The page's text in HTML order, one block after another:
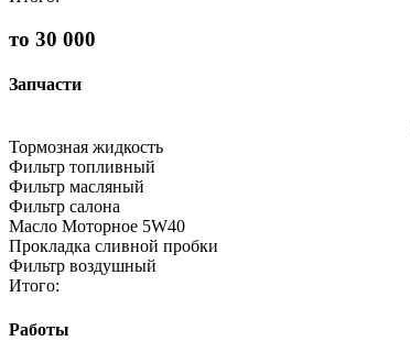
то 30 000
Запчасти
Тормозная жидкость
Фильтр топливный
Фильтр масляный
Фильтр салона
Масло Моторное 5W40
Прокладка сливной пробки
Фильтр воздушный
Итого:
Работы